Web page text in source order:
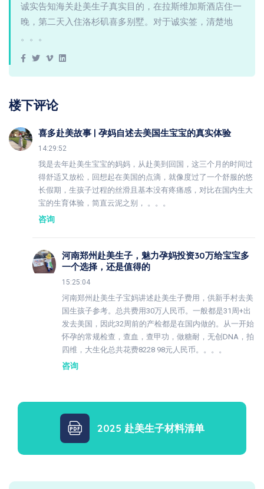
诚实告知海关赴美生子真实目的，在拉斯维加斯酒店住一
晚，第二天入住洛杉矶喜多别墅。对于诚实签，清楚地
。。。
楼下评论
喜多赴美故事 | 孕妈自述去美国生宝宝的真实体验
14:29:52
我是去年赴美生宝宝的妈妈，从赴美到回国，这三个月的时间过
得舒适又放松，回想起在美国的点滴，就像度过了一个舒服的悠
长假期，生孩子过程的丝滑且基本没有疼痛感，对比在国内生大
宝的生育体验，简直云泥之别， 。。。
咨询
河南郑州赴美生子，魅力孕妈投资30万给宝宝多
一个选择，还是值得的
15:25:04
河南郑州赴美生子宝妈讲述赴美生子费用，供新手村去美
国生孩子参考。总共费用30万人民币。一般都是31周+出
发去美国，因此32周前的产检都是在国内做的。从一开始
怀孕的常规检查，查血，查甲功，做糖耐，无创DNA，拍
四维，大生化总共花费8228 98元人民币。。。。
咨询
2025 赴美生子材料清单